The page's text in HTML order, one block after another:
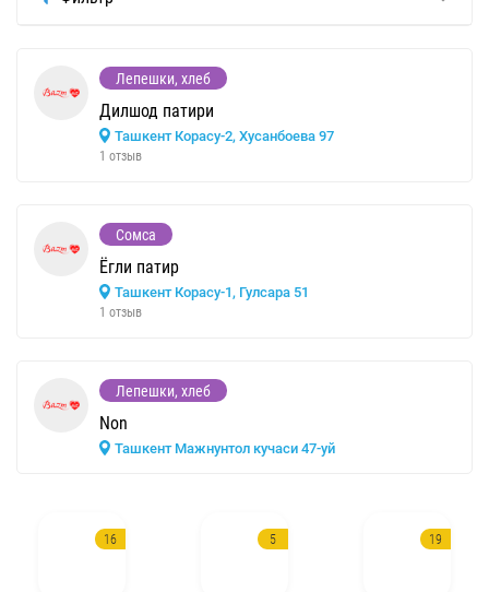
Лепешки, хлеб
Дилшод патири
Ташкент Корасу-2, Хусанбоева 97
1 отзыв
Сомса
Ёгли патир
Ташкент Корасу-1, Гулсара 51
1 отзыв
Лепешки, хлеб
Non
Ташкент Мажнунтол кучаси 47-уй
16 5 19